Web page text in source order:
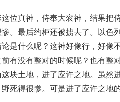
位真神，侍奉大衮神，结果把
。最后约柜还被掳去了。以色
是什么呢？这神好像行，好像
有没有整对的时候呢？也有整
块土地，进了应许之地。虽然
死得很惨。可是进了应许之地